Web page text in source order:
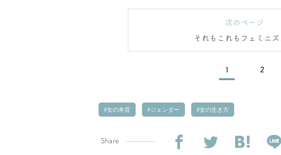
次のページ
それもこれもフェミニズ
1 2
女の本音 ジェンダー 女の生き方
Share